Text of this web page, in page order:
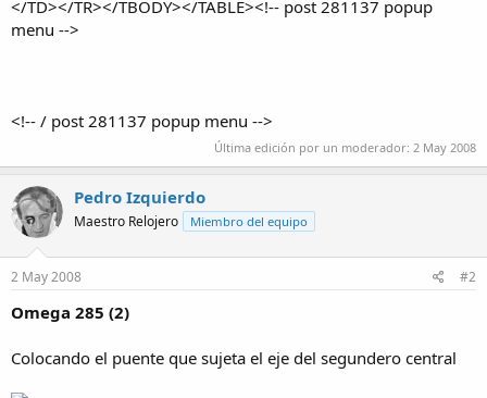
</TD></TR></TBODY></TABLE><!-- post 281137 popup
menu -->
<!-- / post 281137 popup menu -->​
Última edición por un moderador: 2 May 2008
Pedro Izquierdo
Maestro Relojero Miembro del equipo
2 May 2008 #2
Omega 285 (2)
Colocando el puente que sujeta el eje del segundero central